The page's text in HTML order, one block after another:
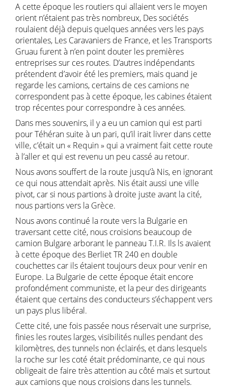
A cette époque les routiers qui allaient vers le moyen
orient n’étaient pas très nombreux, Des sociétés
roulaient déjà depuis quelques années vers les pays
orientales, Les Caravaniers de France, et les Transports
Gruau furent à n’en point douter les premières
entreprises sur ces routes. D’autres indépendants
prétendent d’avoir été les premiers, mais quand je
regarde les camions, certains de ces camions ne
correspondent pas à cette époque, les cabines étaient
trop récentes pour correspondre à ces années.
Dans mes souvenirs, il y a eu un camion qui est parti
pour Téhéran suite à un pari, qu’il irait livrer dans cette
ville, c’était un « Requin » qui a vraiment fait cette route
à l’aller et qui est revenu un peu cassé au retour.
Nous avons souffert de la route jusqu’à Nis, en ignorant
ce qui nous attendait après. Nis était aussi une ville
pivot, car si nous partions à droite juste avant la cité,
nous partions vers la Grèce.
Nous avons continué la route vers la Bulgarie en
traversant cette cité, nous croisions beaucoup de
camion Bulgare arborant le panneau T.I.R. Ils ls avaient
à cette époque des Berliet TR 240 en double
couchettes car ils étaient toujours deux pour venir en
Europe. La Bulgarie de cette époque était encore
profondément communiste, et la peur des dirigeants
étaient que certains des conducteurs s’échappent vers
un pays plus libéral.
Cette cité, une fois passée nous réservait une surprise,
finies les routes larges, visibilités nulles pendant des
kilomètres, des tunnels non éclairés, et dans lesquels
la roche sur les coté était prédominante, ce qui nous
obligeait de faire très attention au côté mais et surtout
aux camions que nous croisions dans les tunnels.